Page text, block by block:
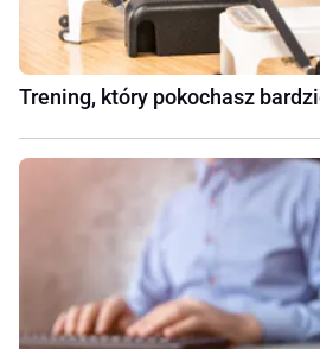
Trening, który pokochasz